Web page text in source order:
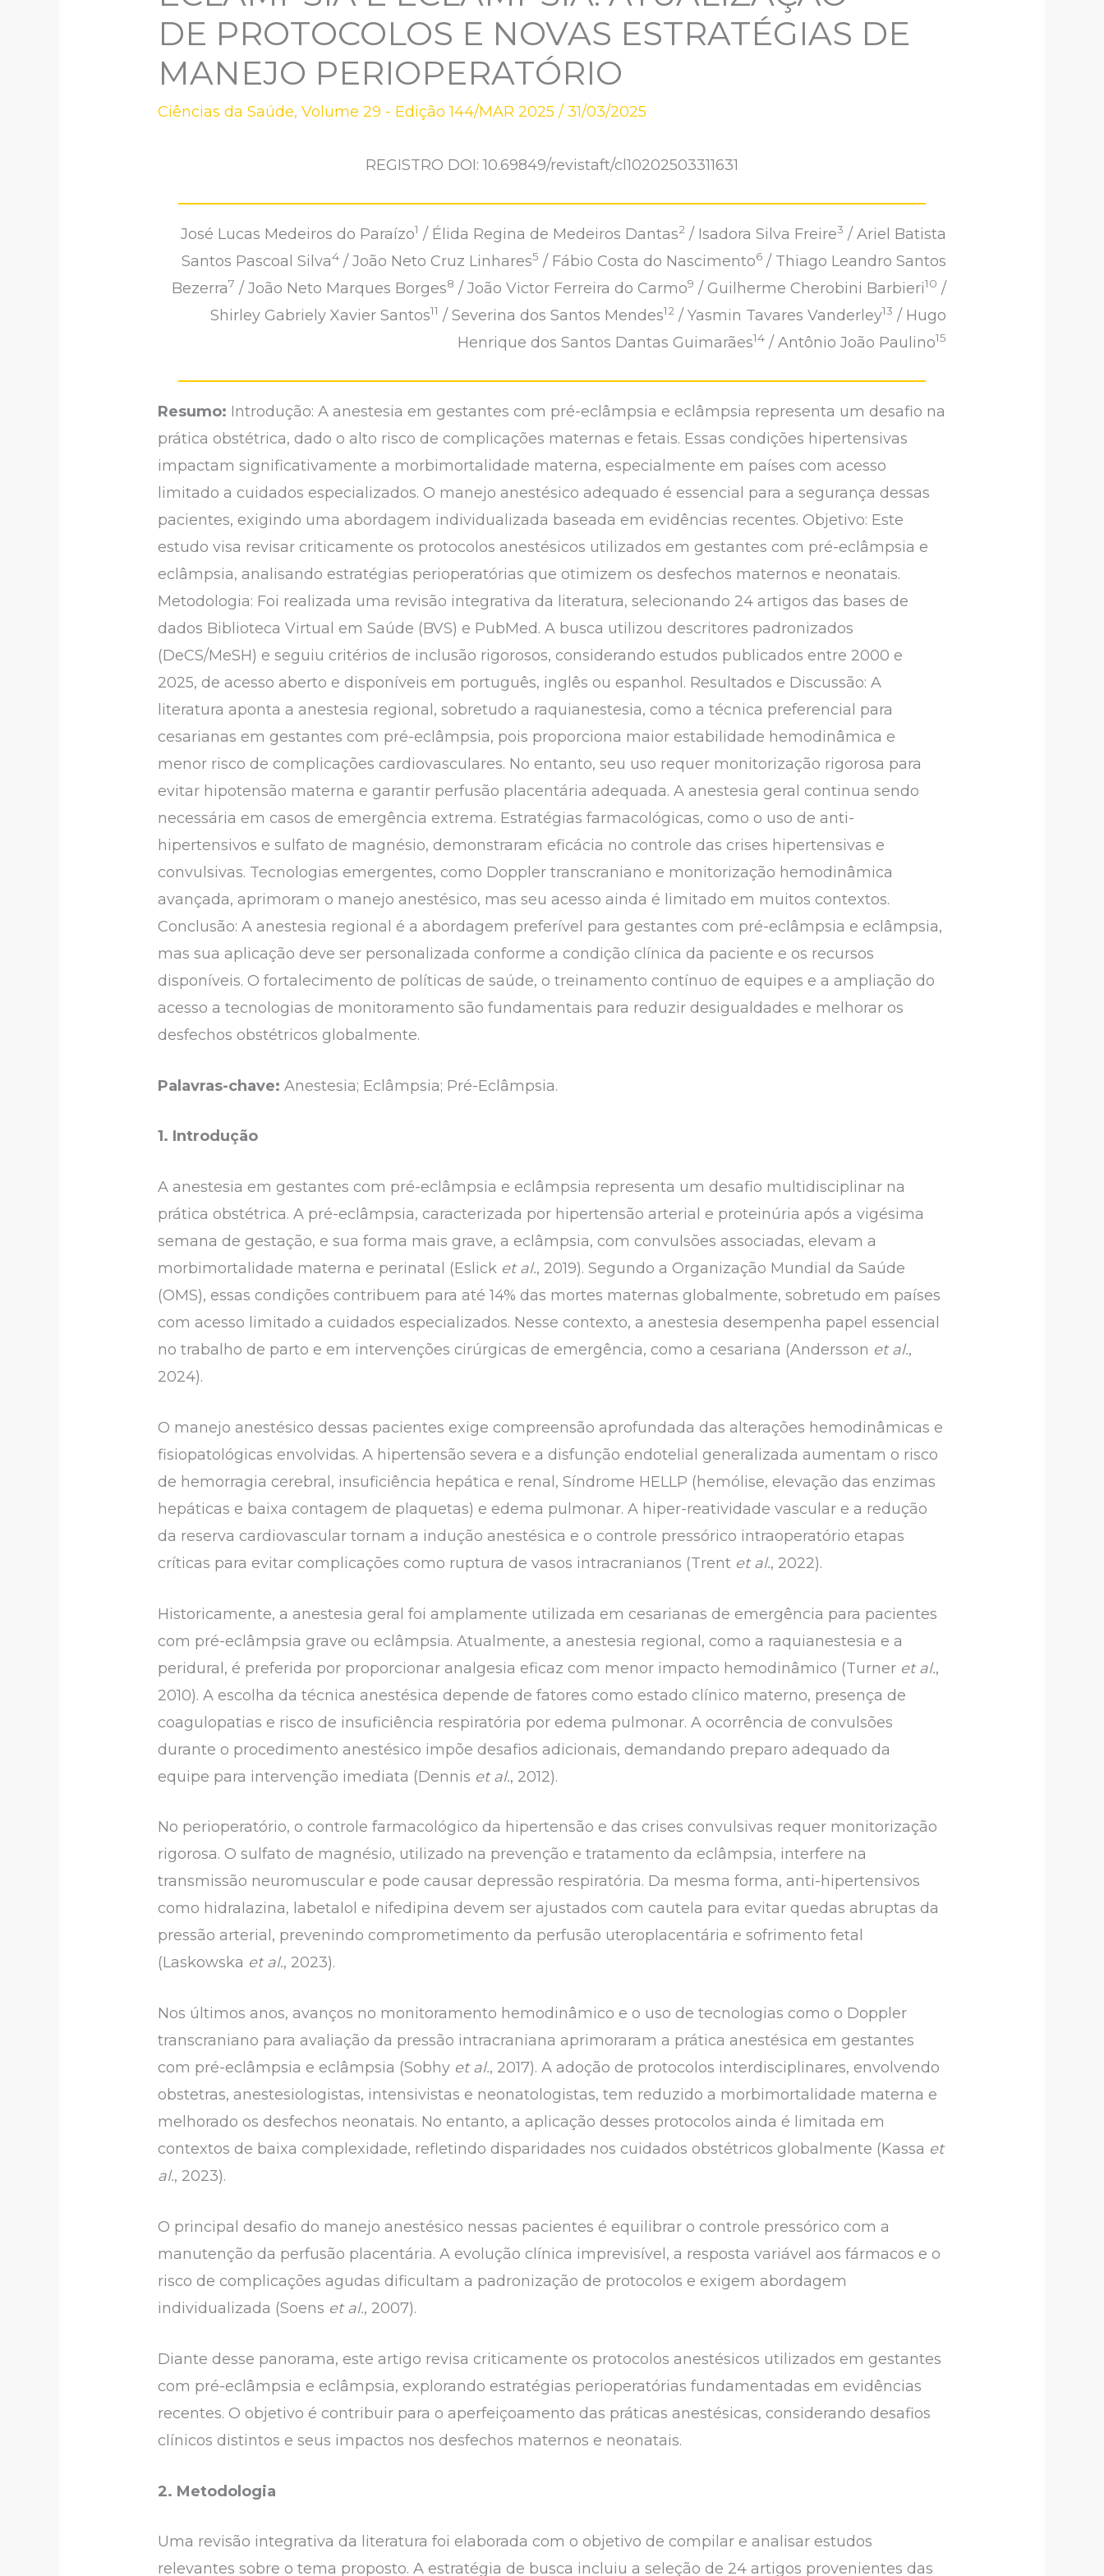
DE PROTOCOLOS E NOVAS ESTRATÉGIAS DE
MANEJO PERIOPERATÓRIO
Ciências da Saúde,Volume 29 - Edição 144/MAR 2025 /31/03/2025
REGISTRO DOI: 10.69849/revistaft/cl10202503311631
José Lucas Medeiros do Paraízo1 / Élida Regina de Medeiros Dantas2/ Isadora Silva Freire3 / Ariel Batista
Santos Pascoal Silva4/ João Neto Cruz Linhares5 / Fábio Costa do Nascimento6/ Thiago Leandro Santos
Bezerra7 / João Neto Marques Borges8 / João Victor Ferreira do Carmo9 / Guilherme Cherobini Barbieri10 /
Shirley Gabriely Xavier Santos11 / Severina dos Santos Mendes12/ Yasmin Tavares Vanderley13 / Hugo
Henrique dos Santos Dantas Guimarães14/ Antônio João Paulino15
Resumo: Introdução: A anestesia em gestantes com pré-eclâmpsia e eclâmpsia representa um desafio na
prática obstétrica, dado o alto risco de complicações maternas e fetais. Essas condições hipertensivas
impactam significativamente a morbimortalidade materna, especialmente em países com acesso
limitado a cuidados especializados. O manejo anestésico adequado é essencial para a segurança dessas
pacientes, exigindo uma abordagem individualizada baseada em evidências recentes. Objetivo: Este
estudo visa revisar criticamente os protocolos anestésicos utilizados em gestantes com pré-eclâmpsia e
eclâmpsia, analisando estratégias perioperatórias que otimizem os desfechos maternos e neonatais.
Metodologia: Foi realizada uma revisão integrativa da literatura, selecionando 24 artigos das bases de
dados Biblioteca Virtual em Saúde (BVS) e PubMed. A busca utilizou descritores padronizados
(DeCS/MeSH) e seguiu critérios de inclusão rigorosos, considerando estudos publicados entre 2000 e
2025, de acesso aberto e disponíveis em português, inglês ou espanhol. Resultados e Discussão: A
literatura aponta a anestesia regional, sobretudo a raquianestesia, como a técnica preferencial para
cesarianas em gestantes com pré-eclâmpsia, pois proporciona maior estabilidade hemodinâmica e
menor risco de complicações cardiovasculares. No entanto, seu uso requer monitorização rigorosa para
evitar hipotensão materna e garantir perfusão placentária adequada. A anestesia geral continua sendo
necessária em casos de emergência extrema. Estratégias farmacológicas, como o uso de anti-
hipertensivos e sulfato de magnésio, demonstraram eficácia no controle das crises hipertensivas e
convulsivas. Tecnologias emergentes, como Doppler transcraniano e monitorização hemodinâmica
avançada, aprimoram o manejo anestésico, mas seu acesso ainda é limitado em muitos contextos.
Conclusão: A anestesia regional é a abordagem preferível para gestantes com pré-eclâmpsia e eclâmpsia,
mas sua aplicação deve ser personalizada conforme a condição clínica da paciente e os recursos
disponíveis. O fortalecimento de políticas de saúde, o treinamento contínuo de equipes e a ampliação do
acesso a tecnologias de monitoramento são fundamentais para reduzir desigualdades e melhorar os
desfechos obstétricos globalmente.
Palavras-chave: Anestesia; Eclâmpsia; Pré-Eclâmpsia.
1. Introdução
A anestesia em gestantes com pré-eclâmpsia e eclâmpsia representa um desafio multidisciplinar na
prática obstétrica. A pré-eclâmpsia, caracterizada por hipertensão arterial e proteinúria após a vigésima
semana de gestação, e sua forma mais grave, a eclâmpsia, com convulsões associadas, elevam a
morbimortalidade materna e perinatal (Eslick et al., 2019). Segundo a Organização Mundial da Saúde
(OMS), essas condições contribuem para até 14% das mortes maternas globalmente, sobretudo em países
com acesso limitado a cuidados especializados. Nesse contexto, a anestesia desempenha papel essencial
no trabalho de parto e em intervenções cirúrgicas de emergência, como a cesariana (Andersson et al.,
2024).
O manejo anestésico dessas pacientes exige compreensão aprofundada das alterações hemodinâmicas e
fisiopatológicas envolvidas. A hipertensão severa e a disfunção endotelial generalizada aumentam o risco
de hemorragia cerebral, insuficiência hepática e renal, Síndrome HELLP (hemólise, elevação das enzimas
hepáticas e baixa contagem de plaquetas) e edema pulmonar. A hiper-reatividade vascular e a redução
da reserva cardiovascular tornam a indução anestésica e o controle pressórico intraoperatório etapas
críticas para evitar complicações como ruptura de vasos intracranianos (Trent et al., 2022).
Historicamente, a anestesia geral foi amplamente utilizada em cesarianas de emergência para pacientes
com pré-eclâmpsia grave ou eclâmpsia. Atualmente, a anestesia regional, como a raquianestesia e a
peridural, é preferida por proporcionar analgesia eficaz com menor impacto hemodinâmico (Turner et al.,
2010). A escolha da técnica anestésica depende de fatores como estado clínico materno, presença de
coagulopatias e risco de insuficiência respiratória por edema pulmonar. A ocorrência de convulsões
durante o procedimento anestésico impõe desafios adicionais, demandando preparo adequado da
equipe para intervenção imediata (Dennis et al., 2012).
No perioperatório, o controle farmacológico da hipertensão e das crises convulsivas requer monitorização
rigorosa. O sulfato de magnésio, utilizado na prevenção e tratamento da eclâmpsia, interfere na
transmissão neuromuscular e pode causar depressão respiratória. Da mesma forma, anti-hipertensivos
como hidralazina, labetalol e nifedipina devem ser ajustados com cautela para evitar quedas abruptas da
pressão arterial, prevenindo comprometimento da perfusão uteroplacentária e sofrimento fetal
(Laskowska et al., 2023).
Nos últimos anos, avanços no monitoramento hemodinâmico e o uso de tecnologias como o Doppler
transcraniano para avaliação da pressão intracraniana aprimoraram a prática anestésica em gestantes
com pré-eclâmpsia e eclâmpsia (Sobhy et al., 2017). A adoção de protocolos interdisciplinares, envolvendo
obstetras, anestesiologistas, intensivistas e neonatologistas, tem reduzido a morbimortalidade materna e
melhorado os desfechos neonatais. No entanto, a aplicação desses protocolos ainda é limitada em
contextos de baixa complexidade, refletindo disparidades nos cuidados obstétricos globalmente (Kassa et
al., 2023).
O principal desafio do manejo anestésico nessas pacientes é equilibrar o controle pressórico com a
manutenção da perfusão placentária. A evolução clínica imprevisível, a resposta variável aos fármacos e o
risco de complicações agudas dificultam a padronização de protocolos e exigem abordagem
individualizada (Soens et al., 2007).
Diante desse panorama, este artigo revisa criticamente os protocolos anestésicos utilizados em gestantes
com pré-eclâmpsia e eclâmpsia, explorando estratégias perioperatórias fundamentadas em evidências
recentes. O objetivo é contribuir para o aperfeiçoamento das práticas anestésicas, considerando desafios
clínicos distintos e seus impactos nos desfechos maternos e neonatais.
2. Metodologia
Uma revisão integrativa da literatura foi elaborada com o objetivo de compilar e analisar estudos
relevantes sobre o tema proposto. A estratégia de busca incluiu a seleção de 24 artigos provenientes das